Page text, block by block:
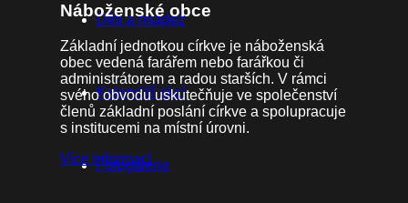
Děti a mládež
Kalendář akcí
Fotogalerie
Náboženské obce
Základní jednotkou církve je náboženská
obec vedená farářem nebo farářkou či
administrátorem a radou starších. V rámci
svého obvodu uskutečňuje ve společenství
členů základní poslání církve a spolupracuje
s institucemi na místní úrovni.
Více informací